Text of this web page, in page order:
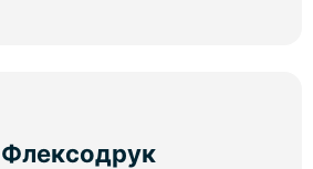
Флексодрук